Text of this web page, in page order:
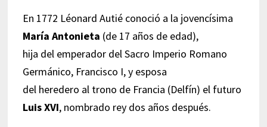
En 1772 Léonard Autié conoció a la jovencísima
María Antonieta (de 17 años de edad),
hija del emperador del Sacro Imperio Romano
Germánico, Francisco I, y esposa
del heredero al trono de Francia (Delfín) el futuro
Luis XVI, nombrado rey dos años después.